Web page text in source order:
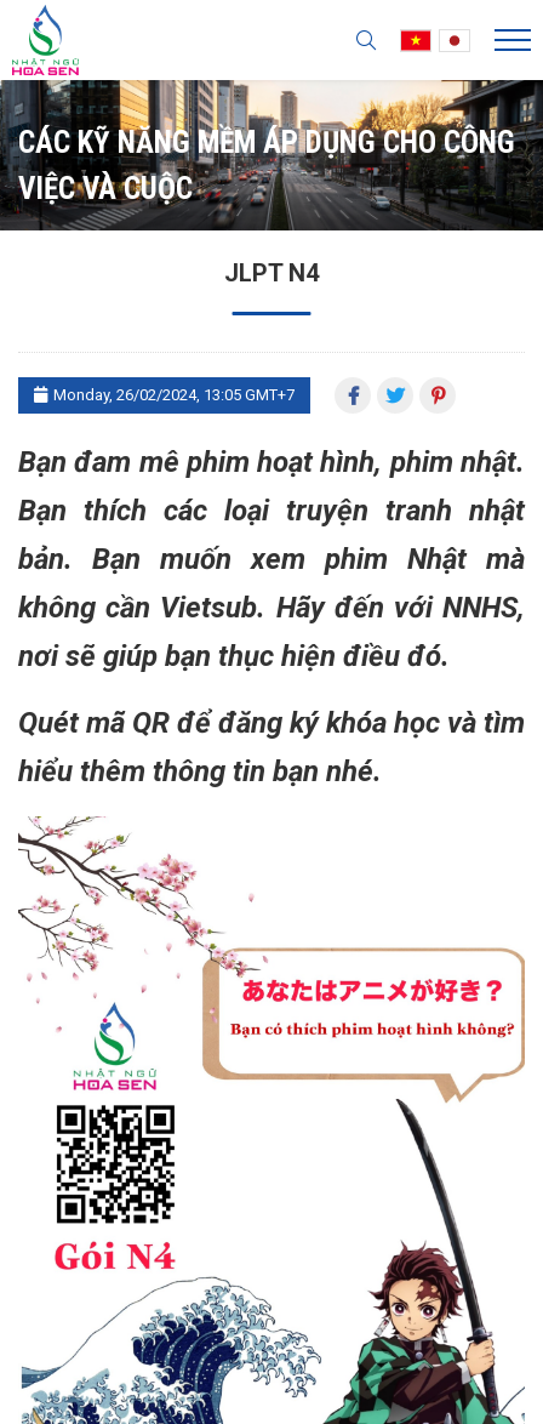
CÁC KỸ NĂNG MỀM ÁP DỤNG CHO CÔNG
VIỆC VÀ CUỘC
JLPT N4
Monday, 26/02/2024, 13:05 GMT+7
Bạn đam mê phim hoạt hình, phim nhật.
Bạn thích các loại truyện tranh nhật
bản. Bạn muốn xem phim Nhật mà
không cần Vietsub. Hãy đến với NNHS,
nơi sẽ giúp bạn thục hiện điều đó.
Quét mã QR để đăng ký khóa học và tìm
hiểu thêm thông tin bạn nhé.